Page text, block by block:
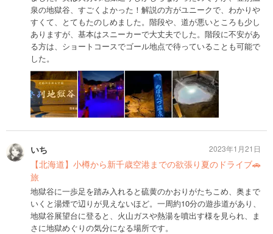
泉の地獄谷、すごくよかった！解説の方がユニークで、わかりや
すくて、とてもたのしめました。階段や、道が悪いところも少し
ありますが、基本はスニーカーで大丈夫でした。階段に不安があ
る方は、ショートコースでゴール地点で待っていることも可能で
した。
いち
【北海道】小樽から新千歳空港までの欲張り夏のドライブ🚗
旅
地獄谷に一歩足を踏み入れると硫黄のかおりがたちこめ、奥まで
いくと湯煙で辺りが見えないほど。一周約10分の遊歩道があり、
地獄谷展望台に登ると、火山ガスや熱湯を噴出す様を見られ、ま
さに地獄めぐりの気分になる場所です。
2023年1月21日